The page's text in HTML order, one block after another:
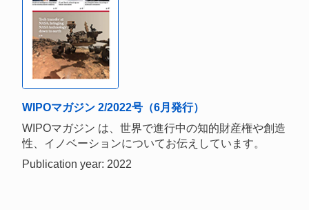
WIPOマガジン 2/2022号（6月発行）
WIPOマガジン は、世界で進行中の知的財産権や創造
性、イノベーションについてお伝えしています。
Publication year: 2022